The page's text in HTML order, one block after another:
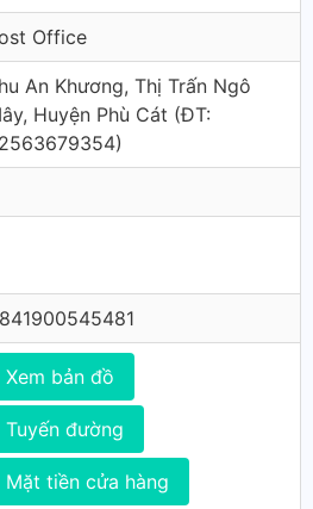
Office
An Khương, Thị Trấn Ngô
Huyện Phù Cát (ÐT:
Xem bản đồ
Tuyến đường
Mặt tiền cửa hàng